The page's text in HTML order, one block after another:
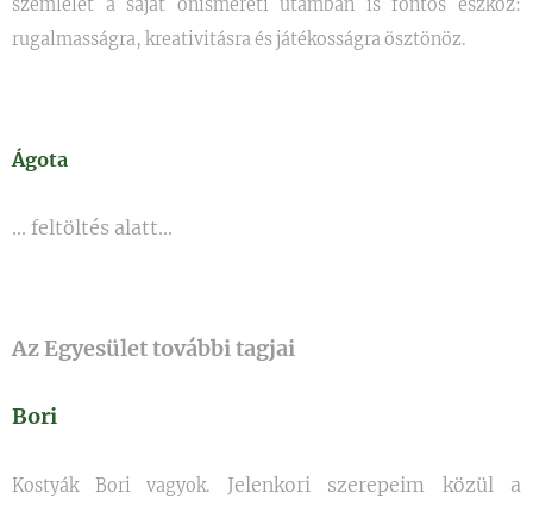
szemlélet a saját önismereti utamban is fontos eszköz:
rugalmasságra, kreativitásra és játékosságra ösztönöz.
Ágota
... feltöltés alatt...
Az Egyesület további tagjai
Bori
Kostyák Bori vagyok. Jelenkori szerepeim közül a